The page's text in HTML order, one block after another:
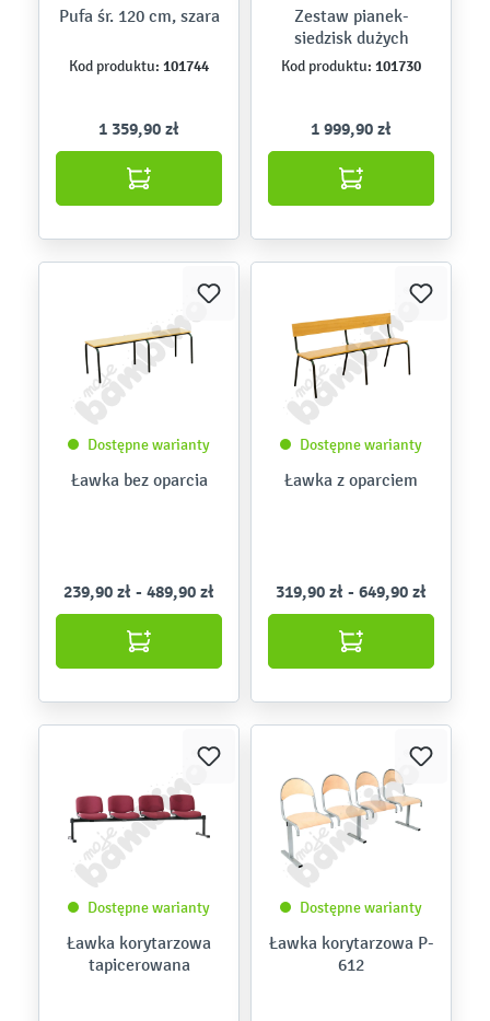
Pufa śr. 120 cm, szara
Kod produktu: 101744
1 359,90 zł
Zestaw pianek-
siedzisk dużych
Kod produktu: 101730
1 999,90 zł
Dostępne warianty
Ławka bez oparcia
239,90 zł - 489,90 zł
Dostępne warianty
Ławka z oparciem
319,90 zł - 649,90 zł
Dostępne warianty
Ławka korytarzowa
tapicerowana
Dostępne warianty
Ławka korytarzowa P-
612